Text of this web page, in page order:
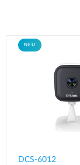
NEU
DCS-6012